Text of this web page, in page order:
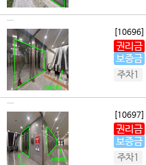
[10696]
권리금
보증금
주차1
[10697]
권리금
보증금
주차1